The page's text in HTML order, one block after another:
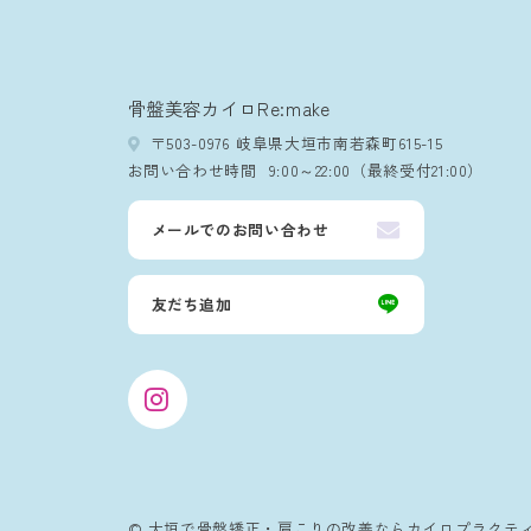
骨盤美容カイロRe:make
〒503-0976 岐阜県大垣市南若森町615-15
お問い合わせ時間
9:00～22:00（最終受付21:00）
メールでのお問い合わせ
友だち追加